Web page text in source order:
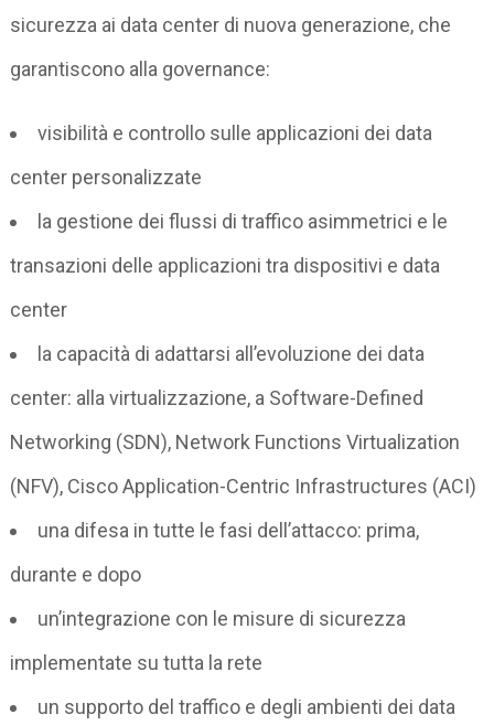
sicurezza ai data center di nuova generazione, che
garantiscono alla governance:
visibilità e controllo sulle applicazioni dei data
center personalizzate
la gestione dei flussi di traffico asimmetrici e le
transazioni delle applicazioni tra dispositivi e data
center
la capacità di adattarsi all’evoluzione dei data
center: alla virtualizzazione, a Software-Defined
Networking (SDN), Network Functions Virtualization
(NFV), Cisco Application-Centric Infrastructures (ACI)
una difesa in tutte le fasi dell’attacco: prima,
durante e dopo
un’integrazione con le misure di sicurezza
implementate su tutta la rete
un supporto del traffico e degli ambienti dei data